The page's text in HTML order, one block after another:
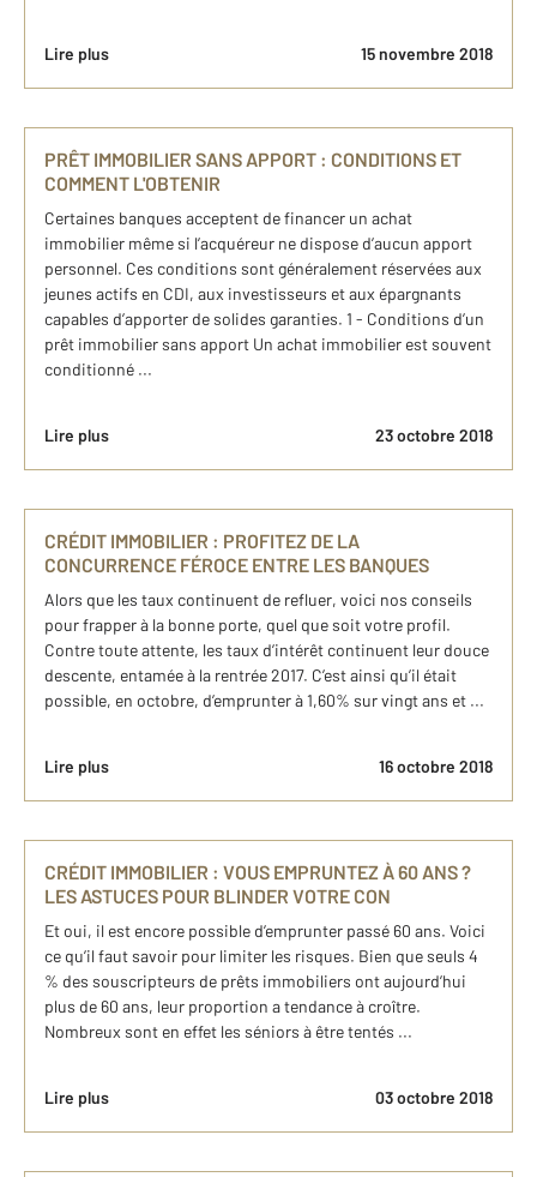
Lire plus 15 novembre 2018
PRÊT IMMOBILIER SANS APPORT : CONDITIONS ET
COMMENT L'OBTENIR
Certaines banques acceptent de financer un achat
immobilier même si l’acquéreur ne dispose d’aucun apport
personnel. Ces conditions sont généralement réservées aux
jeunes actifs en CDI, aux investisseurs et aux épargnants
capables d’apporter de solides garanties. 1 - Conditions d’un
prêt immobilier sans apport Un achat immobilier est souvent
conditionné ...
Lire plus 23 octobre 2018
CRÉDIT IMMOBILIER : PROFITEZ DE LA
CONCURRENCE FÉROCE ENTRE LES BANQUES
Alors que les taux continuent de refluer, voici nos conseils
pour frapper à la bonne porte, quel que soit votre profil.
Contre toute attente, les taux d’intérêt continuent leur douce
descente, entamée à la rentrée 2017. C’est ainsi qu’il était
possible, en octobre, d’emprunter à 1,60% sur vingt ans et ...
Lire plus 16 octobre 2018
CRÉDIT IMMOBILIER : VOUS EMPRUNTEZ À 60 ANS ?
LES ASTUCES POUR BLINDER VOTRE CON
Et oui, il est encore possible d’emprunter passé 60 ans. Voici
ce qu’il faut savoir pour limiter les risques. Bien que seuls 4
% des souscripteurs de prêts immobiliers ont aujourd’hui
plus de 60 ans, leur proportion a tendance à croître.
Nombreux sont en effet les séniors à être tentés ...
Lire plus 03 octobre 2018